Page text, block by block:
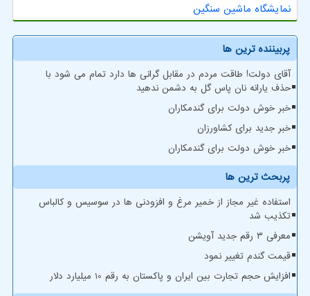
نمایشگاه ماشین سنگین
پربیننده ترین ها
آقای دولت! طاقت مردم در مقابل گرانی ها دارد تمام می شود با
حذف یارانه نان پاس گل به دشمن ندهید
خبر خوش دولت برای گندمکاران
خبر جدید برای کشاورزان
خبر خوش دولت برای گندمکاران
پربحث ترین ها
استفاده غیر مجاز از خمیر مرغ و افزودنی ها در سوسیس و کالباس
تکذیب شد
معرفی ۳ رقم جدید آویشن
قیمت گندم تغییر نمود
افزایش حجم تجارت بین ایران و پاکستان به رقم 10 میلیارد دلار